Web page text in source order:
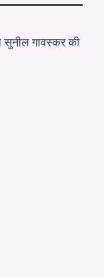
सुनील गावस्कर की